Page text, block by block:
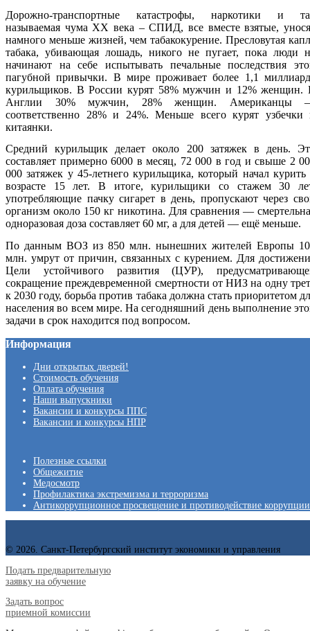
Дорожно-транспортные катастрофы, наркотики и
называемая чума ХХ века – СПИД, все вместе взятые,
намного меньше жизней, чем табакокурение. Пресловутая
табака, убивающая лошадь, никого не пугает, пока люди
начинают на себе испытывать печальные последствия
пагубной привычки. В мире проживает более 1,1
курильщиков. В России курят 58% мужчин и 12% женщин.
Англии 30% мужчин, 28% женщин. Американцы
соответственно 28% и 24%. Меньше всего курят узбечки
китаянки.
Средний курильщик делает около 200 затяжек в день.
составляет примерно 6000 в месяц, 72 000 в год и свыше 2
000 затяжек у 45-летнего курильщика, который начал курить
возрасте 15 лет. В итоге, курильщики со стажем 30
употребляющие пачку сигарет в день, пропускают через
организм около 150 кг никотина. Для сравнения —
одноразовая доза составляет 60 мг, а для детей — ещё меньше.
По данным ВОЗ из 850 млн. нынешних жителей Европы
млн. умрут от причин, связанных с курением. Для
Цели устойчивого развития (ЦУР),
сокращение преждевременной смертности от НИЗ на одну
к 2030 году, борьба против табака должна стать приоритетом
населения во всем мире. На сегодняшний день выполнение
задачи в срок находится под вопросом.
Информация
Дни открытых дверей!
Стоимость обучения
Оплата обучения
Наши выпускники
Вакансии и конкурсы ППС
Вакансии и конкурсы НПР
Полезные ссылки
Общежитие
Медосмотр
Профилактика экстремизма и терроризма
Антикоррупционное просвещение и противодействие коррупции
© 2026. Санкт-Петербургский институт экономики и управления
Подать предварительную
заявку на обучение
Задать вопрос
приемной комиссии